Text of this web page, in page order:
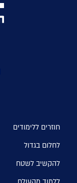
חוזרים ללימודים
לחלום בגדול
להקשיב לשטח